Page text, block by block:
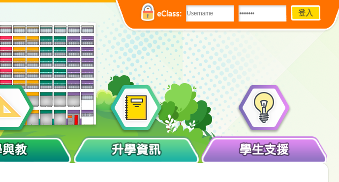
eClass:
教 升學資訊 學生支援